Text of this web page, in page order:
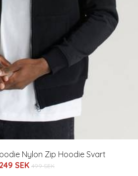
Nylon Zip Hoodie Svart
249 SEK 499 SEK